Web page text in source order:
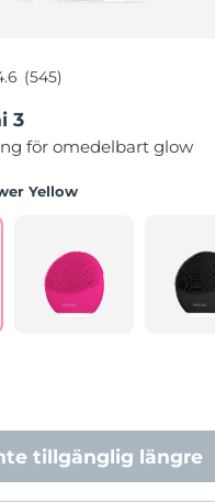
(545)
3
för omedelbart glow
Yellow
tillgänglig längre